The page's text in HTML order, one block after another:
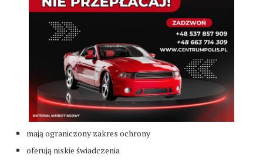
mają ograniczony zakres ochrony
oferują niskie świadczenia